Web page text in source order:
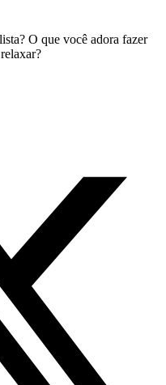
O que você adora fazer